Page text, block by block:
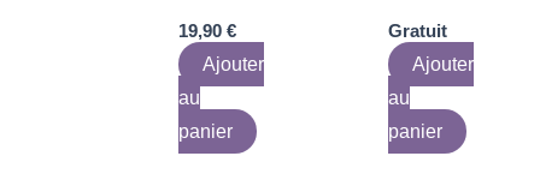
19,90€
Ajouter
au
panier
Gratuit
Ajouter
au
panier